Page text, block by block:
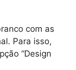
com as
Para isso,
“Design